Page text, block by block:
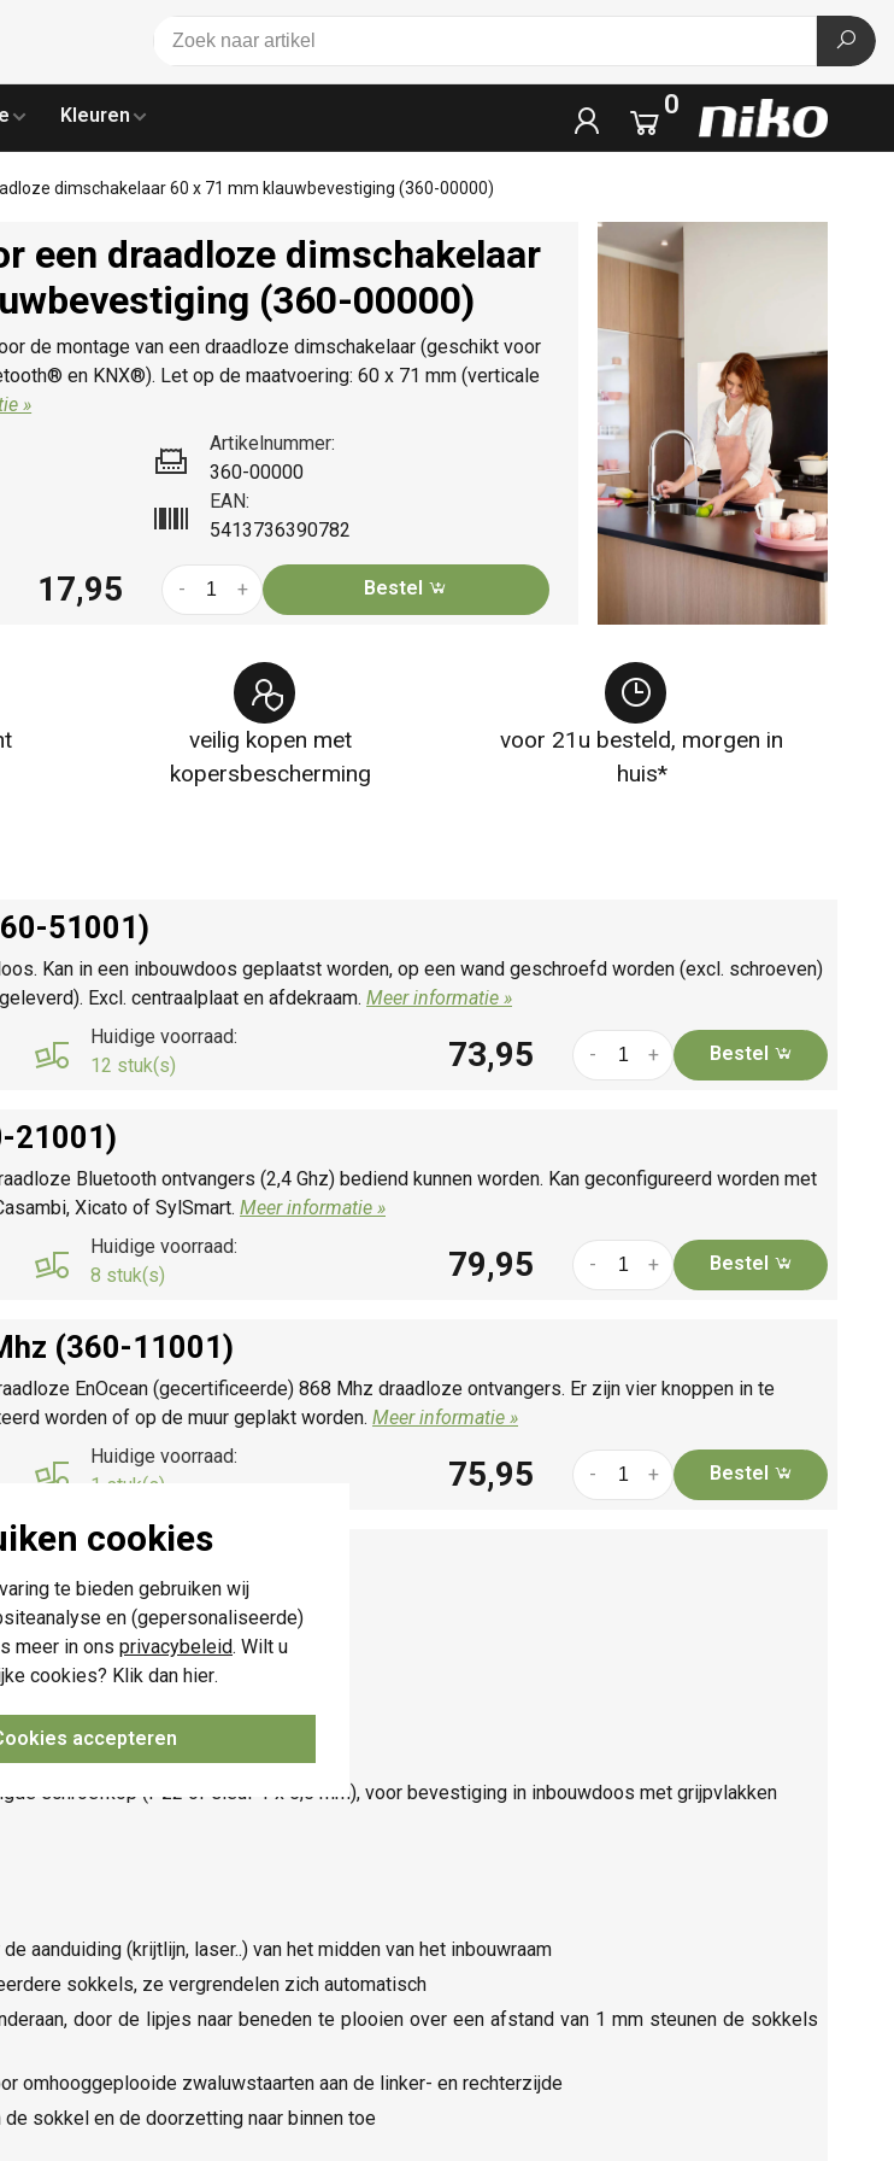
cookies
te bieden gebruiken wij
en (gepersonaliseerde)
meer in ons privacybeleid. Wilt u
cookies? Klik dan hier.
accepteren
Kleuren 0
dimschakelaar 60 x 71 mm klauwbevestiging (360-00000)
een draadloze dimschakelaar
(360-00000)
de montage van een draadloze dimschakelaar (geschikt voor
en KNX®). Let op de maatvoering: 60 x 71 mm (verticale
»
Artikelnummer:
360-00000
EAN:
5413736390782
17,95 +
- Bestel
veilig kopen met
kopersbescherming
voor 21u besteld, morgen in
huis*
51001)
Kan in een inbouwdoos geplaatst worden, op een wand geschroefd worden (excl. schroeven)
Excl. centraalplaat en afdekraam. Meer informatie »
Huidige voorraad:
12 stuk(s)
73,95 +
- Bestel
21001)
Bluetooth ontvangers (2,4 Ghz) bediend kunnen worden. Kan geconfigureerd worden met
Xicato of SylSmart. Meer informatie »
Huidige voorraad:
8 stuk(s)
79,95 +
- Bestel
(360-11001)
EnOcean (gecertificeerde) 868 Mhz draadloze ontvangers. Er zijn vier knoppen in te
worden of op de muur geplakt worden. Meer informatie »
Huidige voorraad:
1 stuk(s)
75,95 +
- Bestel
schroefkop (Pz2 of sleuf 1 x 5,5 mm), voor bevestiging in inbouwdoos met grijpvlakken
aanduiding (krijtlijn, laser..) van het midden van het inbouwraam
sokkels, ze vergrendelen zich automatisch
door de lipjes naar beneden te plooien over een afstand van 1 mm steunen de sokkels
omhooggeplooide zwaluwstaarten aan de linker- en rechterzijde
sokkel en de doorzetting naar binnen toe